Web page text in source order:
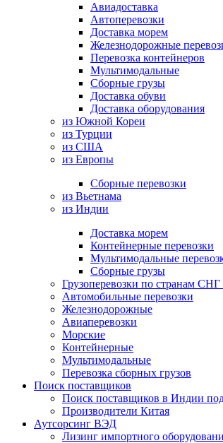
Авиадоставка
Автоперевозки
Доставка морем
Железнодорожные
Перевозка контейнеров
Мультимодальные
Сборные грузы
Доставка обуви
Доставка оборудования
из Южной Кореи
из Турции
из США
из Европы
Сборные перевозки
из Вьетнама
из Индии
Доставка морем
Контейнерные перевозки
Мультимодальные
Сборные грузы
Грузоперевозки по странам
Автомобильные перевозки
Железнодорожные
Авиаперевозки
Морские
Контейнерные
Мультимодальные
Перевозка сборных грузов
Поиск поставщиков
Поиск поставщиков в Индии
Производители Китая
Аутсорсинг ВЭД
Лизинг импортного